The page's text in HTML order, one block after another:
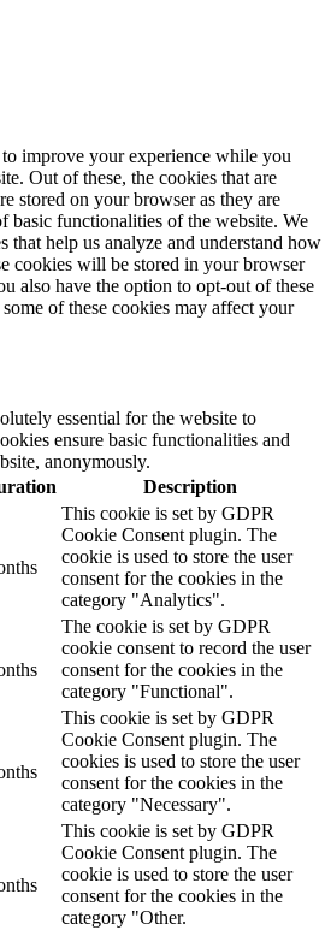
improve your experience while you
Out of these, the cookies that are
stored on your browser as they are
basic functionalities of the website. We
that help us analyze and understand how
cookies will be stored in your browser
also have the option to opt-out of these
of these cookies may affect your
essential for the website to
ensure basic functionalities and
anonymously.
Description
This cookie is set by GDPR
Cookie Consent plugin. The
cookie is used to store the user
consent for the cookies in the
category "Analytics".
The cookie is set by GDPR
cookie consent to record the user
consent for the cookies in the
category "Functional".
This cookie is set by GDPR
Cookie Consent plugin. The
cookies is used to store the user
consent for the cookies in the
category "Necessary".
This cookie is set by GDPR
Cookie Consent plugin. The
cookie is used to store the user
consent for the cookies in the
category "Other.